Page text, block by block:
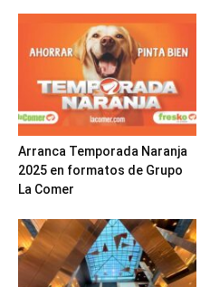
Arranca Temporada Naranja
2025 en formatos de Grupo
La Comer